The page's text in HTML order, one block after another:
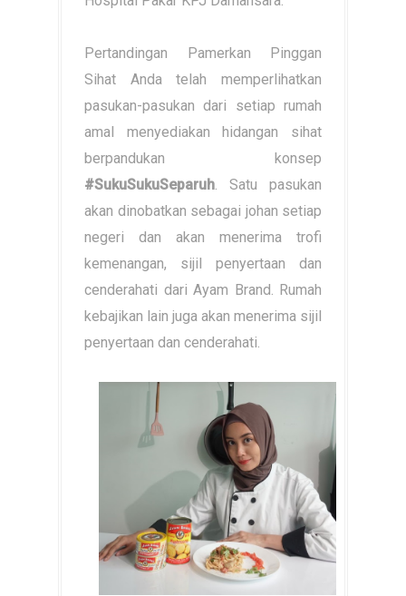
Pertandingan Pamerkan Pinggan
Sihat Anda telah memperlihatkan
pasukan-pasukan dari setiap rumah
amal menyediakan hidangan sihat
berpandukan konsep
#SukuSukuSeparuh. Satu pasukan
akan dinobatkan sebagai johan setiap
negeri dan akan menerima trofi
kemenangan, sijil penyertaan dan
cenderahati dari Ayam Brand. Rumah
kebajikan lain juga akan menerima sijil
penyertaan dan cenderahati.